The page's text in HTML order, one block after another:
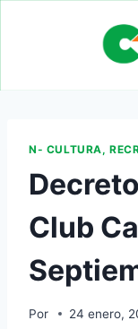
N- CULTURA,
Club
Por 24 enero,